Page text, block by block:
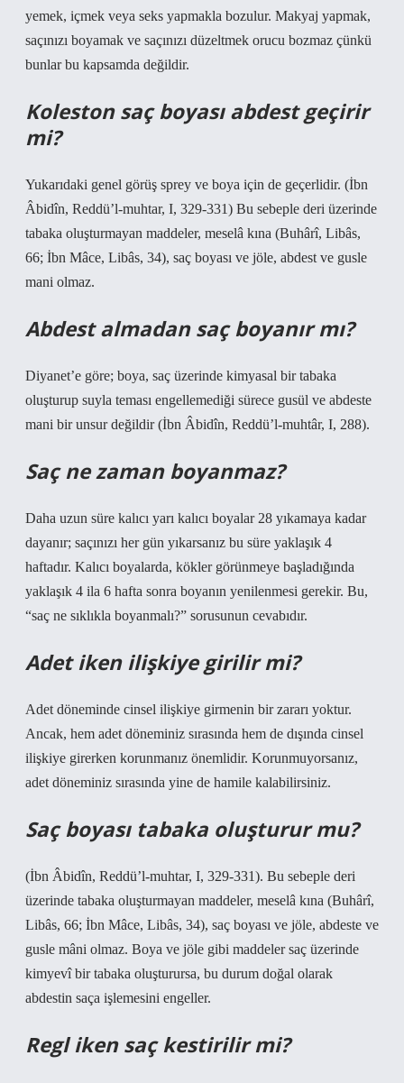
yemek, içmek veya seks yapmakla bozulur. Makyaj yapmak,
saçınızı boyamak ve saçınızı düzeltmek orucu bozmaz çünkü
bunlar bu kapsamda değildir.
Koleston saç boyası abdest geçirir
mi?
Yukarıdaki genel görüş sprey ve boya için de geçerlidir. (İbn
Âbidîn, Reddü’l-muhtar, I, 329-331) Bu sebeple deri üzerinde
tabaka oluşturmayan maddeler, meselâ kına (Buhârî, Libâs,
66; İbn Mâce, Libâs, 34), saç boyası ve jöle, abdest ve gusle
mani olmaz.
Abdest almadan saç boyanır mı?
Diyanet’e göre; boya, saç üzerinde kimyasal bir tabaka
oluşturup suyla teması engellemediği sürece gusül ve abdeste
mani bir unsur değildir (İbn Âbidîn, Reddü’l-muhtâr, I, 288).
Saç ne zaman boyanmaz?
Daha uzun süre kalıcı yarı kalıcı boyalar 28 yıkamaya kadar
dayanır; saçınızı her gün yıkarsanız bu süre yaklaşık 4
haftadır. Kalıcı boyalarda, kökler görünmeye başladığında
yaklaşık 4 ila 6 hafta sonra boyanın yenilenmesi gerekir. Bu,
“saç ne sıklıkla boyanmalı?” sorusunun cevabıdır.
Adet iken ilişkiye girilir mi?
Adet döneminde cinsel ilişkiye girmenin bir zararı yoktur.
Ancak, hem adet döneminiz sırasında hem de dışında cinsel
ilişkiye girerken korunmanız önemlidir. Korunmuyorsanız,
adet döneminiz sırasında yine de hamile kalabilirsiniz.
Saç boyası tabaka oluşturur mu?
(İbn Âbidîn, Reddü’l-muhtar, I, 329-331). Bu sebeple deri
üzerinde tabaka oluşturmayan maddeler, meselâ kına (Buhârî,
Libâs, 66; İbn Mâce, Libâs, 34), saç boyası ve jöle, abdeste ve
gusle mâni olmaz. Boya ve jöle gibi maddeler saç üzerinde
kimyevî bir tabaka oluşturursa, bu durum doğal olarak
abdestin saça işlemesini engeller.
Regl iken saç kestirilir mi?